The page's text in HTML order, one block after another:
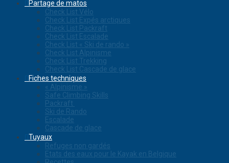
Partage de matos
Check List Vélo
Check List Expés arctiques
Check List Packraft
Check List Escalade
Check List « Ski de rando »
Check List Alpinisme
Check List Trekking
Check List Cascade de glace
Fiches techniques
« Alpinisme »
Safe Climbing Skills
Packraft
Ski de Rando
Escalade
Cascade de glace
Tuyaux
Refuges non gardés
Etats des eaux pour le Kayak en Belgique